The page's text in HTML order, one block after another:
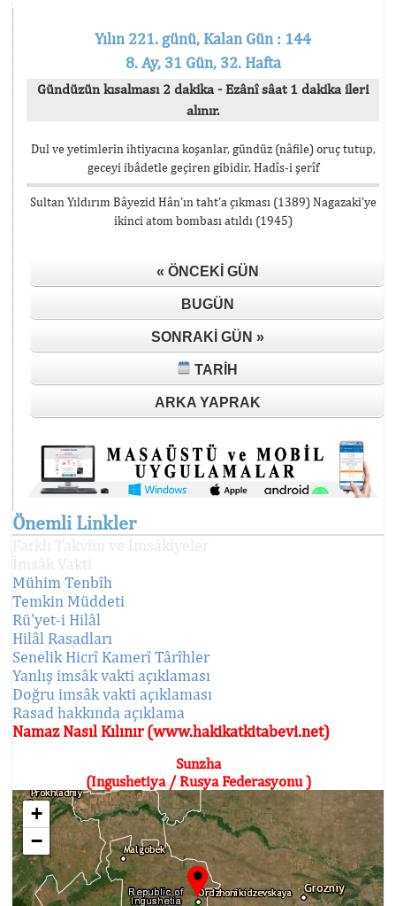
Yılın 221. günü, Kalan Gün : 144
8. Ay, 31 Gün, 32. Hafta
Gündüzün kısalması 2 dakika - Ezânî sâat 1 dakika ileri
alınır.
Dul ve yetimlerin ihtiyacına koşanlar, gündüz (nâfile) oruç tutup,
geceyi ibâdetle geçiren gibidir. Hadîs-i şerîf
Sultan Yıldırım Bâyezid Hân’ın taht’a çıkması (1389) Nagazaki’ye
ikinci atom bombası atıldı (1945)
« ÖNCEKI GÜN
BUGÜN
SONRAKI GÜN »
TARIH
ARKA YAPRAK
Önemli Linkler
Farklı Takvim ve İmsâkiyeler
İmsâk Vakti
Mühim Tenbîh
Temkin Müddeti
Rü'yet-i Hilâl
Hilâl Rasadları
Senelik Hicrî Kamerî Târîhler
Yanlış imsâk vakti açıklaması
Doğru imsâk vakti açıklaması
Rasad hakkında açıklama
Namaz Nasıl Kılınır (www.hakikatkitabevi.net)
Sunzha
(Ingushetiya / Rusya Federasyonu )
+
−